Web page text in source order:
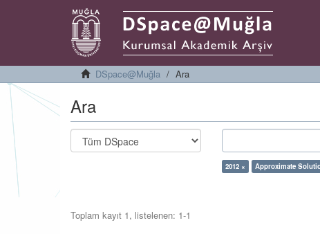
DSpace@Muğla Ara
Ara
2012 × Approximate
Toplam kayıt 1, listelenen: 1-1